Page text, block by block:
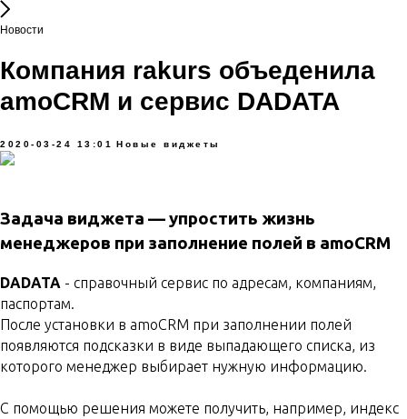
Новости
Компания rakurs объеденила
amoCRM и сервис DADATA
2020-03-24 13:01 Новые виджеты
Задача виджета — упростить жизнь
менеджеров при заполнение полей в amoCRM
DADATA - справочный сервис по адресам, компаниям,
паспортам.
После установки в amoCRM при заполнении полей
появляются подсказки в виде выпадающего списка, из
которого менеджер выбирает нужную информацию.
С помощью решения можете получить, например, индекс